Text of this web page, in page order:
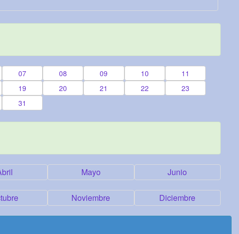
07 08 09 10
11
19 20 21 22
23
31
Mayo Junio
Noviembre Diciembre